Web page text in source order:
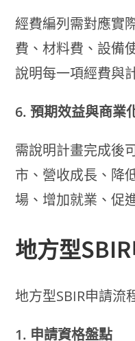
經費編列需對應實
費、材料費、設備
說明每一項經費與
6. 預期效益與商業
需說明計畫完成後
市、營收成長、降
場、增加就業、促
地方型
地方型SBIR申請流
1. 申請資格盤點